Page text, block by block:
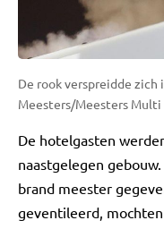
De rook verspreidde
Meesters/Meesters
De hotelgasten
naastgelegen
brand meester
geventileerd,